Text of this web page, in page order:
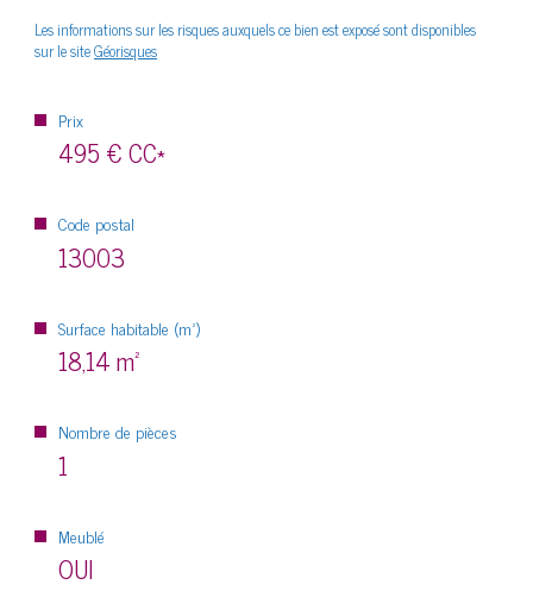
Les informations sur les risques auxquels ce bien est exposé sont disponibles
sur le siteGéorisques
Prix
495 €CC*
Code postal
13003
Surface habitable (m²)
18,14 m²
Nombre de pièces
1
Meublé
OUI